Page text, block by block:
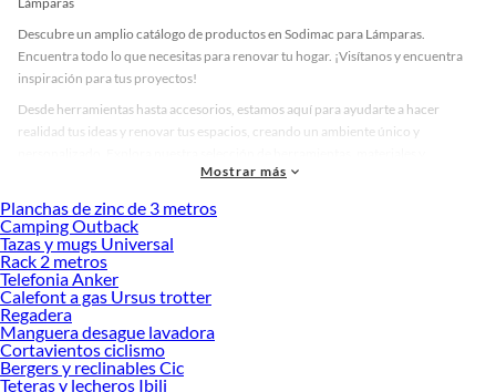
Descubre un amplio catálogo de productos en Sodimac para Lámparas.
Encuentra todo lo que necesitas para renovar tu hogar. ¡Visítanos y encuentra
inspiración para tus proyectos!
Desde herramientas hasta accesorios, estamos aquí para ayudarte a hacer
realidad tus ideas y renovar tus espacios, creando un ambiente único y
accesorios de calidad que te ayudarán a crear un espacio más tú.
Desde remodelaciones hasta proyectos de decoración, estamos aquí para hacer
tus ideas realidad. ¡Visítanos y encuentra todo lo que tenemos para ofrecerte en
Lámparas!
Explora la variedad de productos de Lámparas en Sodimac
Herramientas, materiales y accesorios de calidad para tus proyectos y
renovación de espacios. ¡Visítanos y descubre todo lo que tenemos para
ofrecerte!
Mostrar más
Planchas de zinc de 3 metros
Camping Outback
Tazas y mugs Universal
Rack 2 metros
Telefonia Anker
Calefont a gas Ursus trotter
Regadera
Manguera desague lavadora
Cortavientos ciclismo
Bergers y reclinables Cic
Teteras y lecheros Ibili